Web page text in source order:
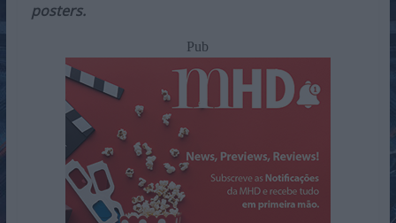
posters.
Pub